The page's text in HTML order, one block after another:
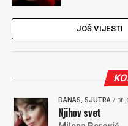
JOŠ VIJESTI
DANAS, SJUTRA/
Njihov svet